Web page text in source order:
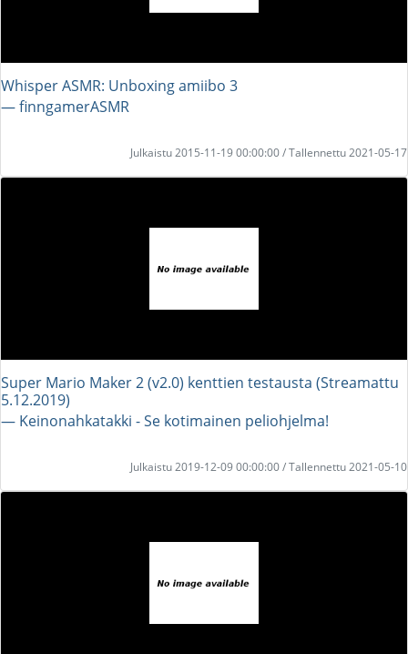
Whisper ASMR: Unboxing amiibo 3
― finngamerASMR
Julkaistu 2015-11-19 00:00:00 / Tallennettu 2021-05-17
Super Mario Maker 2 (v2.0) kenttien testausta (Streamattu
5.12.2019)
― Keinonahkatakki - Se kotimainen peliohjelma!
Julkaistu 2019-12-09 00:00:00 / Tallennettu 2021-05-10